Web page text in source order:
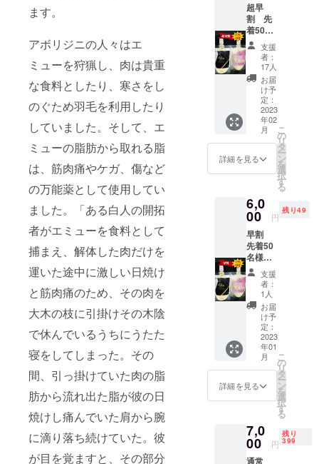
ます。
アボリジニの人々はエ
ミューを狩猟し、肉は貴重
な食料としたり、寒さをし
のぐため羽毛を利用したり
していました。そして、エ
ミューの脂肪から取れる脂
は、筋肉痛やケガ、傷など
の万能薬として使用してい
ました。「ある白人の開拓
者がエミューを食料として
捕まえ、解体した肉だけを
運いた途中に激しい日焼け
と筋肉痛のため、その肉を
大木の枝に引掛けその木陰
で休んでいるうちにうたた
寝をしてしまった。その
間、引っ掛けていた肉の脂
肪から流れ出た脂が彼の日
焼けし痛んでいた肩から腕
に滴り落ち続けていた。彼
が目を覚ますと、その部分
超早
割 先
着50名
様早い
者勝
ち
縁結び
幸せを
呼ぶお
守り
定価440
円税込
み1個
體ケア
スリー
ム定価
税込み1
個 體ケ
アスラ
ム定価
2980円
税込み1
個 計
7400円
税込
み 送
料無
料
33%OF
F
支援
者：
17人
お届
け予
定：
2023
年02
月
詳細を見る
こ
の
リ
タ
ー
ン
を
選
択
す
る
6,0
00 円
残り49
早割
先着50
名様早
い者勝
ち
縁結び
幸せを
呼ぶお
守り
定価440
円税込
み1個
體ケア
スリー
ム定価
3980円
個 體ケ
アスラ
ム定価
支援
者：
1人
お届
け予
定：
2023
年01
月
詳細を見る
こ
の
リ
タ
ー
ン
を
選
択
す
る
7,0
00 円
残り
399
通常